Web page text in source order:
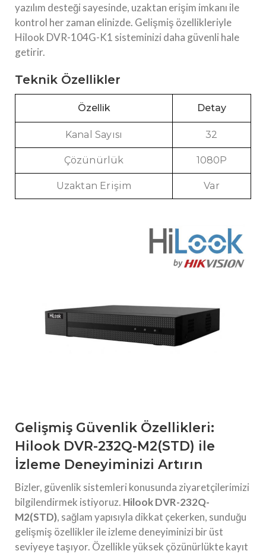
yazılım desteği sayesinde, uzaktan erişim imkanı ile
kontrol her zaman elinizde. Gelişmiş özellikleriyle
Hilook DVR-104G-K1 sisteminizi daha güvenli hale
getirir.
Teknik Özellikler
Özellik Detay
Kanal Sayısı 32
Çözünürlük 1080P
Uzaktan Erişim Var
Gelişmiş Güvenlik Özellikleri:
Hilook DVR-232Q-M2(STD) ile
İzleme Deneyiminizi Artırın
Bizler, güvenlik sistemleri konusunda ziyaretçilerimizi
bilgilendirmek istiyoruz. Hilook DVR-232Q-
M2(STD), sağlam yapısıyla dikkat çekerken, sunduğu
gelişmiş özellikler ile izleme deneyiminizi bir üst
seviyeye taşıyor. Özellikle yüksek çözünürlükte kayıt